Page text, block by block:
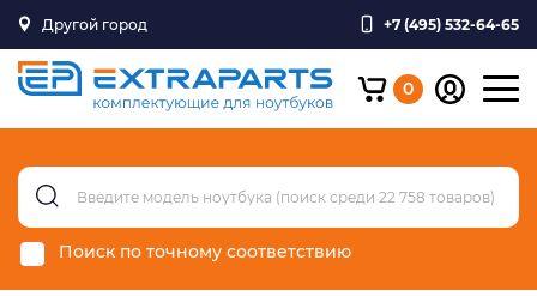
Другой город +7 (495) 532-64-65
0
Поиск по точному соответствию